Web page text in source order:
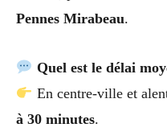
Pennes Mirabeau.
Quel est le délai
En centre-ville et
à 30 minutes.